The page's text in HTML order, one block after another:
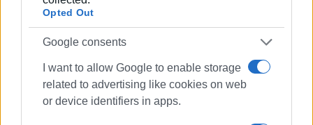
Opted Out
Google consents
I want to allow Google to enable storage
related to advertising like cookies on web
or device identifiers in apps.